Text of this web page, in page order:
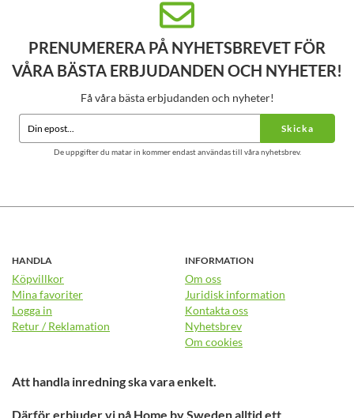
PRENUMERERA PÅ NYHETSBREVET FÖR
VÅRA BÄSTA ERBJUDANDEN OCH NYHETER!
Få våra bästa erbjudanden och nyheter!
Skicka
De uppgifter du matar in kommer endast användas till våra nyhetsbrev.
HANDLA
Köpvillkor
Mina favoriter
Logga in
Retur / Reklamation
INFORMATION
Om oss
Juridisk information
Kontakta oss
Nyhetsbrev
Om cookies
Att handla inredning ska vara enkelt.
Därför erbjuder vi på Home by Sweden alltid ett